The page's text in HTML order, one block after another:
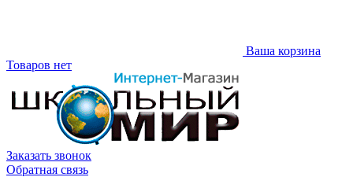
Ваша корзина
Товаров нет
Заказать звонок
Обратная связь